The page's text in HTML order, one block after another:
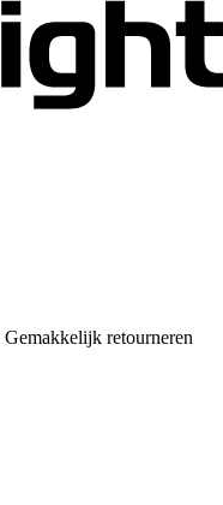
Gemakkelijk retourneren